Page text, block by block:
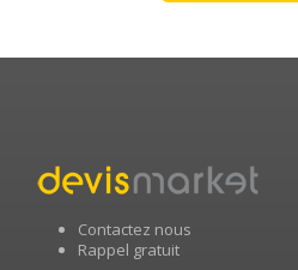
Contactez nous
Rappel gratuit